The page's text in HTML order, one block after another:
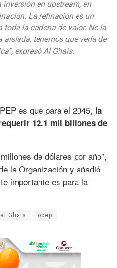
inversión en upstream, en
La refinación es un
toda la cadena de valor. No la
aislada, tenemos que verla de
expresó Al Ghais.
es que para el 2045, la
12.1 mil billones de
de dólares por año”,
la Organización y añadió
importante es para la
Ghais opep